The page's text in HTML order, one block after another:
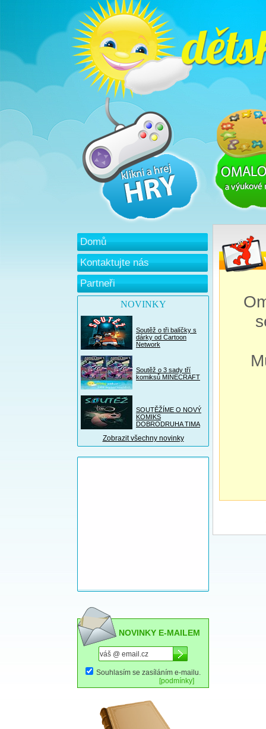
Domů
Kontaktujte nás
Partneři
NOVINKY
Soutěž o tři balíčky s
dárky od Cartoon
Network
Soutěž o 3 sady tří
komiksů MINECRAFT
SOUTĚŽÍME O NOVÝ
KOMIKS
DOBRODRUHA TIMA
Zobrazit všechny novinky
NOVINKY E-MAILEM
Souhlasím se zasíláním e-mailu.
[podmínky]